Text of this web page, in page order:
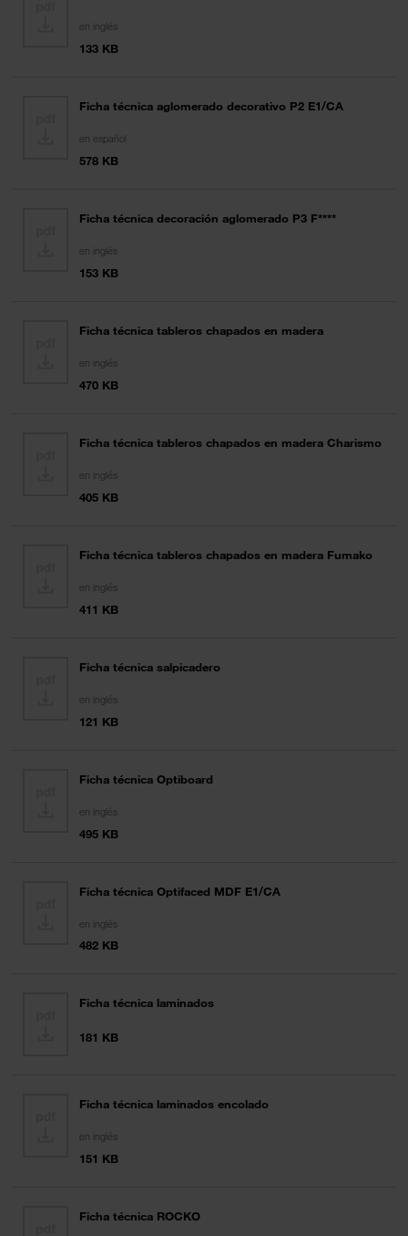
en inglés
133 KB
Ficha técnica aglomerado decorativo P2 E1/CA
en español
578 KB
Ficha técnica decoración aglomerado P3 F****
en inglés
153 KB
Ficha técnica tableros chapados en madera
en inglés
470 KB
Ficha técnica tableros chapados en madera Charismo
en inglés
405 KB
Ficha técnica tableros chapados en madera Fumako
en inglés
411 KB
Ficha técnica salpicadero
en inglés
121 KB
Ficha técnica Optiboard
en inglés
495 KB
Ficha técnica Optifaced MDF E1/CA
en inglés
482 KB
Ficha técnica laminados
181 KB
Ficha técnica laminados encolado
en inglés
151 KB
Ficha técnica ROCKO